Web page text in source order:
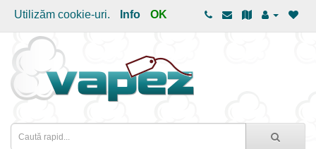
Utilizăm cookie-uri. Info OK